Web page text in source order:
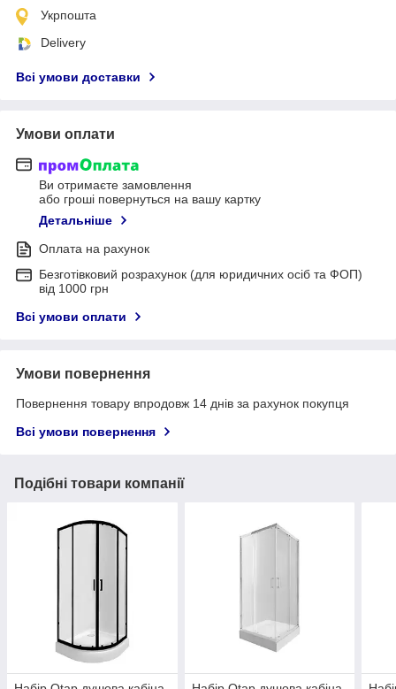
Укрпошта
Delivery
Всі умови доставки
Умови оплати
Ви отримаєте замовлення
або гроші повернуться на вашу картку
Детальніше
Оплата на рахунок
Безготівковий розрахунок (для юридичних осіб та ФОП)
від 1000 грн
Всі умови оплати
Умови повернення
Повернення товару впродовж 14 днів за рахунок покупця
Всі умови повернення
Подібні товари компанії